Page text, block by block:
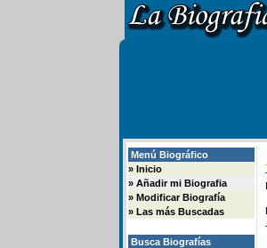
Menú Biográfico
» Inicio
» Añadir mi Biografia
» Modificar Biografía
» Las más Buscadas
Busca Biografías